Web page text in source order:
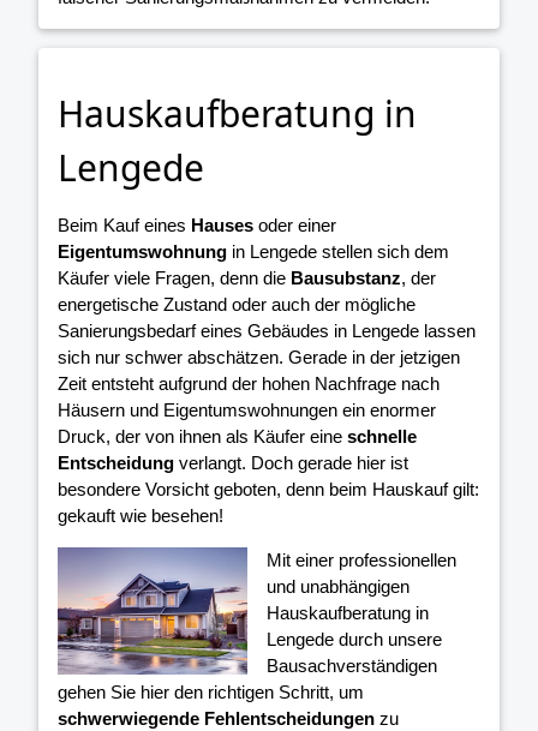
Hauskaufberatung in
Lengede
Beim Kauf eines Hauses oder einer
Eigentumswohnung in Lengede stellen sich dem
Käufer viele Fragen, denn die Bausubstanz, der
energetische Zustand oder auch der mögliche
Sanierungsbedarf eines Gebäudes in Lengede lassen
sich nur schwer abschätzen. Gerade in der jetzigen
Zeit entsteht aufgrund der hohen Nachfrage nach
Häusern und Eigentumswohnungen ein enormer
Druck, der von ihnen als Käufer eine schnelle
Entscheidung verlangt. Doch gerade hier ist
besondere Vorsicht geboten, denn beim Hauskauf gilt:
gekauft wie besehen!
Mit einer professionellen
und unabhängigen
Hauskaufberatung in
Lengede durch unsere
Bausachverständigen
gehen Sie hier den richtigen Schritt, um
schwerwiegende Fehlentscheidungen zu